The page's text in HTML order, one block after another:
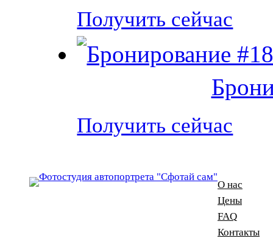
Получить сейчас
Получить сейчас
О нас
Цены
FAQ
Контакты